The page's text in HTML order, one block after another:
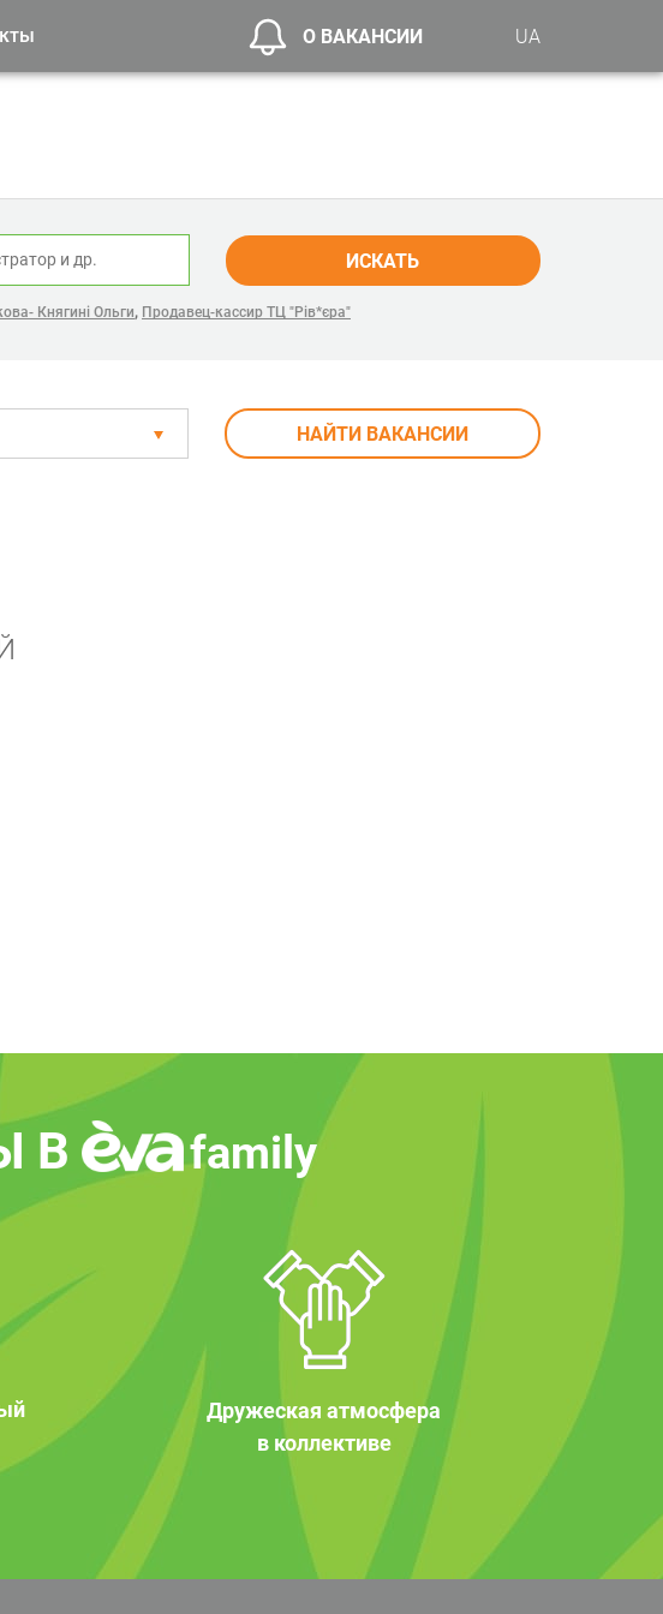
О ВАКАНСИИ UA
ИСКАТЬ
Княгині Ольги, Продавец-кассир ТЦ "Рів*єра"
НАЙТИ ВАКАНСИИ
В family
Дружеская атмосфера
в коллективе